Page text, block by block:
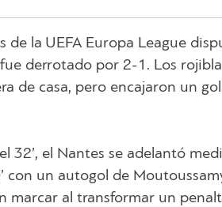
la UEFA Europa League
derrotado por 2-1. Los
de casa, pero encajaron un
32’, el Nantes se adelantó
con un autogol de
al transformar un